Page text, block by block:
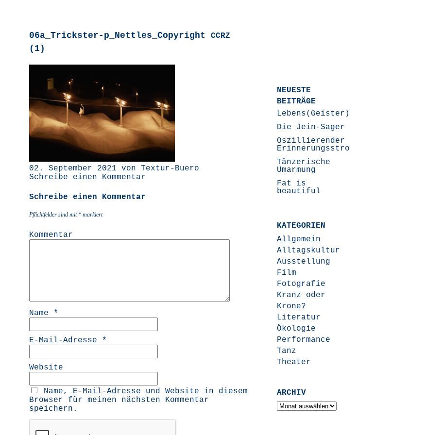
06a_Trickster-p_Nettles_Copyright CCRZ
(1)
02. September 2021 von Textur-Buero
Schreibe einen Kommentar
Schreibe einen Kommentar
Pflichtfelder sind mit * markiert
Kommentar
Name *
E-Mail-Adresse *
Website
Name, E-Mail-Adresse und Website in diesem
Browser für meinen nächsten Kommentar
speichern.
NEUESTE
BEITRÄGE
Lebens(Geister)Geschichten
Die Jein-Sager
Oszillierender
Erinnerungsstrom
Tänzerische
Umarmung
Fat is
beautiful
KATEGORIEN
Allgemein
Alltagskultur
Ausstellung
Film
Fotografie
Kranz oder
Krone?
Literatur
Ökologie
Performance
Tanz
Theater
ARCHIV
Archiv